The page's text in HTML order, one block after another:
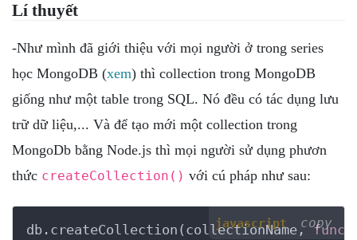
Lí thuyết
-Như mình đã giới thiệu với mọi người ở trong series
học MongoDB (xem) thì collection trong MongoDB
giống như một table trong SQL. Nó đều có tác dụng lưu
trữ dữ liệu,... Và để tạo mới một collection trong
MongoDb bằng Node.js thì mọi người sử dụng phươn
thức createCollection() với cú pháp như sau:
javascript copy
db.createCollection(collectionName,